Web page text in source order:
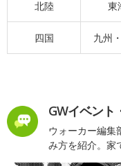
北陸 東
四国 九州
GWイベント
ウォーカー編集
み方を紹介。家